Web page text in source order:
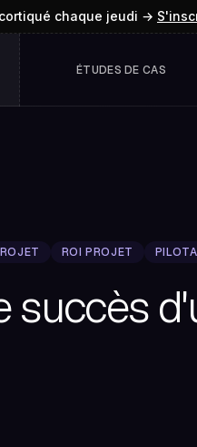
chaque jeudi →
ÉTUDES DE CAS
ROI PROJET
succès